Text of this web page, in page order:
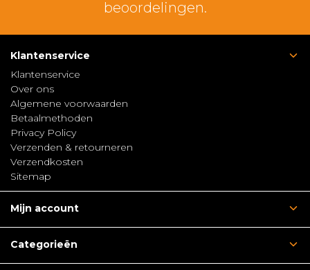
beoordelingen.
Klantenservice
Klantenservice
Over ons
Algemene voorwaarden
Betaalmethoden
Privacy Policy
Verzenden & retourneren
Verzendkosten
Sitemap
Mijn account
Categorieën